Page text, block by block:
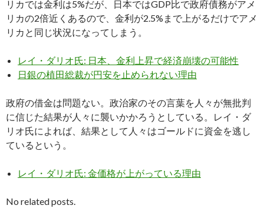
リカでは金利は5%だが、日本ではGDP比で政府債務がアメ
リカの2倍近くあるので、金利が2.5%まで上がるだけでアメ
リカと同じ状況になってしまう。
レイ・ダリオ氏: 日本、金利上昇で経済崩壊の可能性
日銀の植田総裁が円安を止められない理由
政府の借金は問題ない。政治家のその言葉を人々が無批判
に信じた結果が人々に襲いかかろうとしている。レイ・ダ
リオ氏によれば、結果として人々はゴールドに資金を逃し
ているという。
レイ・ダリオ氏: 金価格が上がっている理由
No related posts.